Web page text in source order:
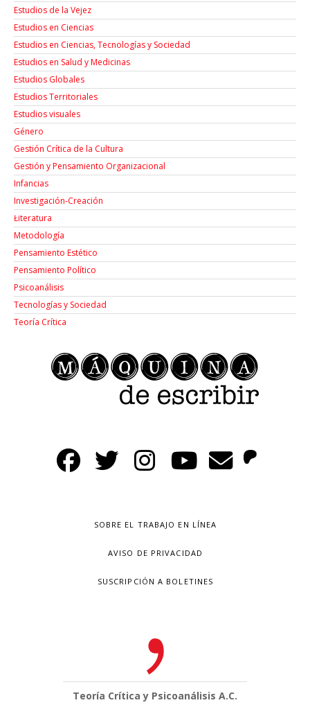
Estudios de la Vejez
Estudios en Ciencias
Estudios en Ciencias, Tecnologías y Sociedad
Estudios en Salud y Medicinas
Estudios Globales
Estudios Territoriales
Estudios visuales
Género
Gestión Crítica de la Cultura
Gestión y Pensamiento Organizacional
Infancias
Investigación-Creación
Łiteratura
Metodología
Pensamiento Estético
Pensamiento Político
Psicoanálisis
Tecnologías y Sociedad
Teoría Crítica
SOBRE EL TRABAJO EN LÍNEA
AVISO DE PRIVACIDAD
SUSCRIPCIÓN A BOLETINES
Teoría Crítica y Psicoanálisis A.C.